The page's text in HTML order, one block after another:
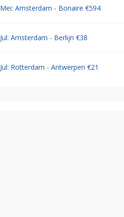
Mei: Amsterdam - Bonaire €594
Jul: Amsterdam - Berlijn €38
Jul: Rotterdam - Antwerpen €21